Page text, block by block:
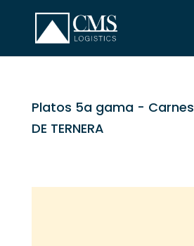
Platos 5a gama- Carnes
DE TERNERA